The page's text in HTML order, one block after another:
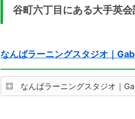
谷町六丁目にある大手英
なんばラーニングスタジオ｜
なんばラーニングスタジオ｜